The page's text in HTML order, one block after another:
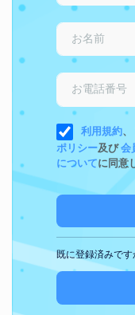
利用規約、
ポリシー及び会
についてに同意
既に登録済みです